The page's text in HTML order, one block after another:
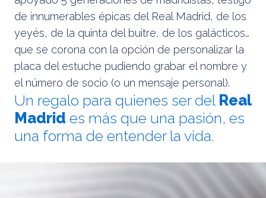
de innumerables épicas del Real Madrid, de los
yeyés, de la quinta del buitre, de los galácticos…
que se corona con la opción de personalizar la
placa del estuche pudiendo grabar el nombre y
el número de socio (o un mensaje personal).
Un regalo para quienes ser del Real
Madrid es más que una pasión, es
una forma de entender la vida.